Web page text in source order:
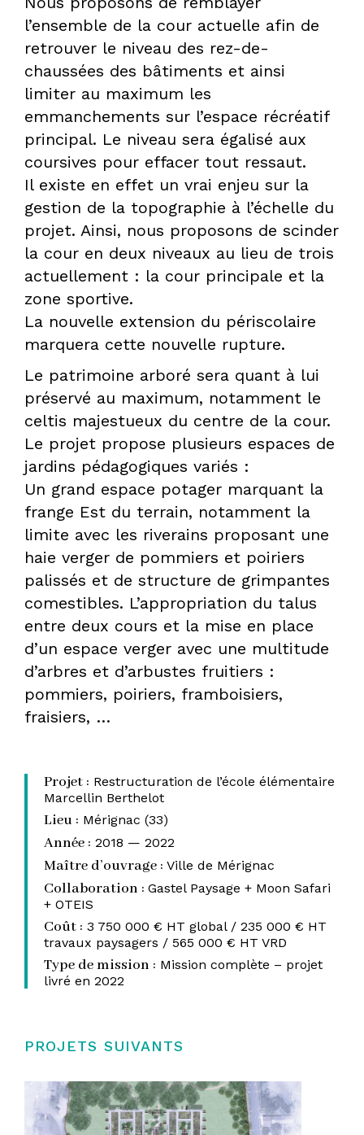
HERVÉ
GASTEL,
PAYSAGISTE
DPLG
l’ensemble de la cour actuelle afin de
retrouver le niveau des rez-de-
chaussées des bâtiments et ainsi
limiter au maximum les
emmanchements sur l’espace récréatif
principal. Le niveau sera égalisé aux
coursives pour effacer tout ressaut.
Il existe en effet un vrai enjeu sur la
gestion de la topographie à l’échelle du
projet. Ainsi, nous proposons de scinder
la cour en deux niveaux au lieu de trois
actuellement : la cour principale et la
zone sportive.
La nouvelle extension du périscolaire
marquera cette nouvelle rupture.
Le patrimoine arboré sera quant à lui
préservé au maximum, notamment le
celtis majestueux du centre de la cour.
Le projet propose plusieurs espaces de
jardins pédagogiques variés :
Un grand espace potager marquant la
frange Est du terrain, notamment la
limite avec les riverains proposant une
haie verger de pommiers et poiriers
palissés et de structure de grimpantes
comestibles. L’appropriation du talus
entre deux cours et la mise en place
d’un espace verger avec une multitude
d’arbres et d’arbustes fruitiers :
pommiers, poiriers, framboisiers,
fraisiers, …
Projet : Restructuration de l’école élémentaire
Marcellin Berthelot
Lieu : Mérignac (33)
Année : 2018 — 2022
Maître d’ouvrage : Ville de Mérignac
Collaboration : Gastel Paysage + Moon Safari
+ OTEIS
Coût : 3 750 000 € HT global / 235 000 € HT
travaux paysagers / 565 000 € HT VRD
Type de mission : Mission complète – projet
livré en 2022
PROJETS SUIVANTS